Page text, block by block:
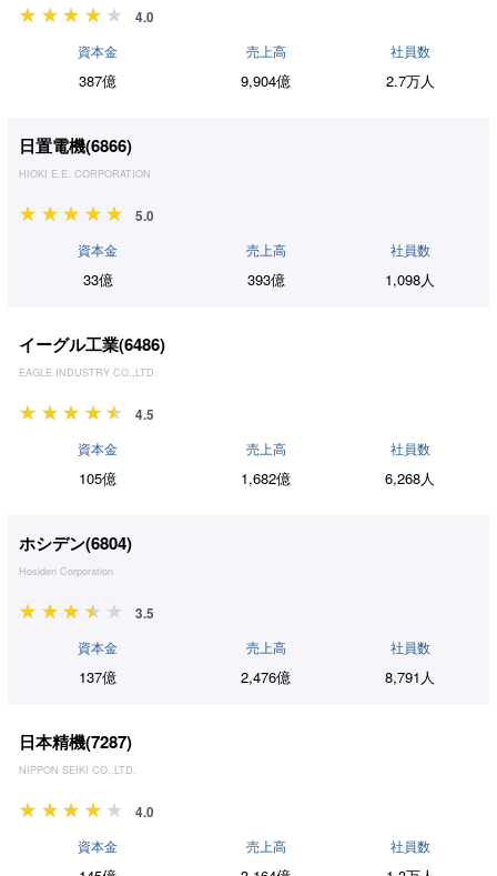
4.0
資本金
387億
売上高
9,904億
社員数
2.7万人
日置電機(6866)
HIOKI E.E. CORPORATION
5.0
資本金
33億
売上高
393億
社員数
1,098人
イーグル工業(6486)
EAGLE INDUSTRY CO.,LTD.
4.5
資本金
105億
売上高
1,682億
社員数
6,268人
ホシデン(6804)
Hosiden Corporation
3.5
資本金
137億
売上高
2,476億
社員数
8,791人
日本精機(7287)
NIPPON SEIKI CO.,LTD.
4.0
資本金 売上高 社員数